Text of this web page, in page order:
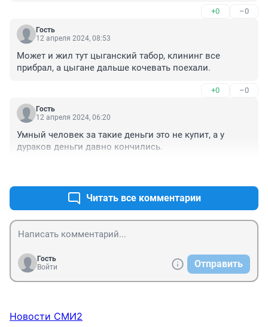
+0 –0
Гость
12 апреля 2024, 08:53
Может и жил тут цыганский табор, клининг все
прибрал, а цыгане дальше кочевать поехали.
+0 –0
Гость
12 апреля 2024, 06:20
Умный человек за такие деньги это не купит, а у
дураков деньги давно кончились.
Читать все комментарии
Гость
Войти
Отправить
Новости СМИ2